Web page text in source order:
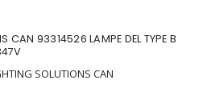
CAN 93314526 LAMPE DEL TYPE B
SOLUTIONS CAN